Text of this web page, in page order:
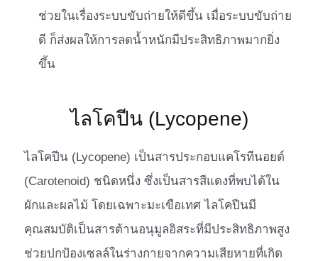
ช่วยในเรื่องระบบขับถ่ายให้ดีขึ้น เมื่อระบบขับถ่าย
ดี ก็ส่งผลให้การลดน้ำหนักมีประสิทธิภาพมากยิ่ง
ขึ้น
ไลโคปีน (Lycopene)
ไลโคปีน (Lycopene) เป็นสารประกอบแคโรทีนอยด์
(Carotenoid) ชนิดหนึ่ง ซึ่งเป็นสารสีแดงที่พบได้ใน
ผักและผลไม้ โดยเฉพาะมะเขือเทศ ไลโคปีนมี
คุณสมบัติเป็นสารต้านอนุมูลอิสระที่มีประสิทธิภาพสูง
ช่วยปกป้องเซลล์ในร่างกายจากความเสียหายที่เกิด